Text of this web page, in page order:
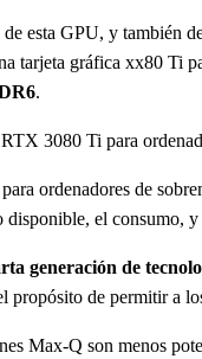
esta GPU, y también
tarjeta gráfica xx80 Ti
.
3080 Ti para
ordenadores de
disponible, el consumo,
generación de
propósito de permitir a
Max-Q son menos